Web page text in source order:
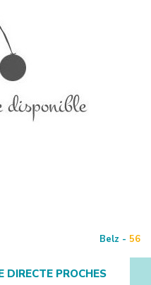
Belz - 56
DIRECTE PROCHES